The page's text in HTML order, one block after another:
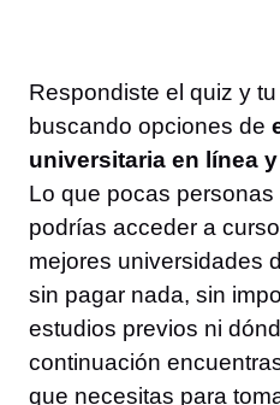
Respondiste el quiz y
buscando opciones de
universitaria en línea
Lo que pocas
podrías acceder a
mejores universidades
sin pagar nada, sin
estudios previos ni
continuación
que necesitas para